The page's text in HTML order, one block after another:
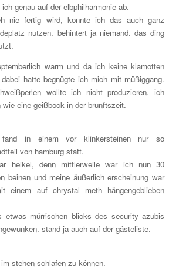
genau auf der elbphilharmonie ab.
nie fertig wird, konnte ich das auch ganz
nutzen. behintert ja niemand. das ding
warm und da ich keine klamotten
hatte begnügte ich mich mit müßiggang.
wollte ich nicht produzieren. ich
eine geißbock in der brunftszeit.
in einem vor klinkersteinen nur so
von hamburg statt.
heikel, denn mittlerweile war ich nun 30
beinen und meine äußerlich erscheinung war
einem auf chrystal meth hängengeblieben
etwas mürrischen blicks des security azubis
stand ja auch auf der gästeliste.
stehen schlafen zu können.